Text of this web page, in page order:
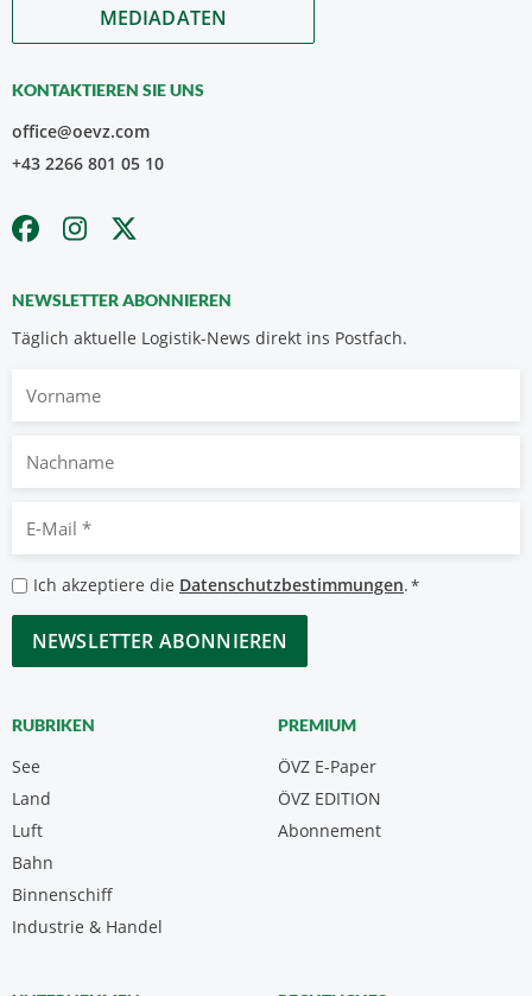
MEDIADATEN
KONTAKTIEREN SIE UNS
office@oevz.com
+43 2266 801 05 10
NEWSLETTER ABONNIEREN
Täglich aktuelle Logistik-News direkt ins Postfach.
Nachname
Mail
*
Datenschutzbestimmungen
*
Ich akzeptiere die Datenschutzbestimmungen.*
CAPTCHA
RUBRIKEN
See
Land
Luft
Bahn
Binnenschiff
Industrie & Handel
PREMIUM
ÖVZ E-Paper
Abonnement
ÖVZ EDITION